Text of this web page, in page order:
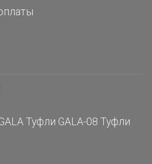
Туфли GALA-08 Туфли